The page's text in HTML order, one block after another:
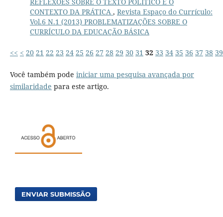
CONTEXTO DA PRÁTICA , Revista Espaço do Currículo:
Vol.6 N.1 (2013) PROBLEMATIZAÇÕES SOBRE O
CURRÍCULO DA EDUCAÇÃO BÁSICA
<< < 20 21 22 23 24 25 26 27 28 29 30 31 32 33 34 35 36 37 38 39
Você também pode iniciar uma pesquisa avançada por
similaridade para este artigo.
ENVIAR SUBMISSÃO